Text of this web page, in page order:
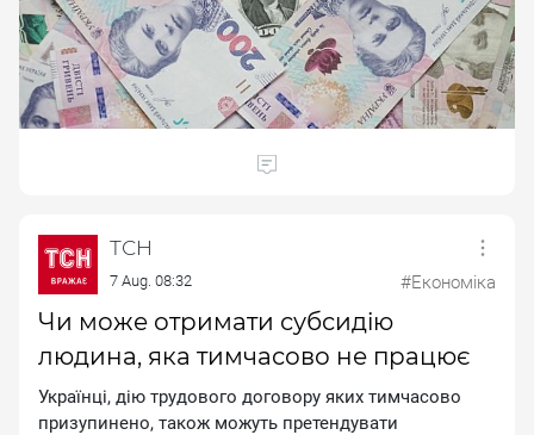
ТСН
7 Aug. 08:32 #Економіка
Чи може отримати субсидію
людина, яка тимчасово не працює
Українці, дію трудового договору яких тимчасово
призупинено, також можуть претендувати